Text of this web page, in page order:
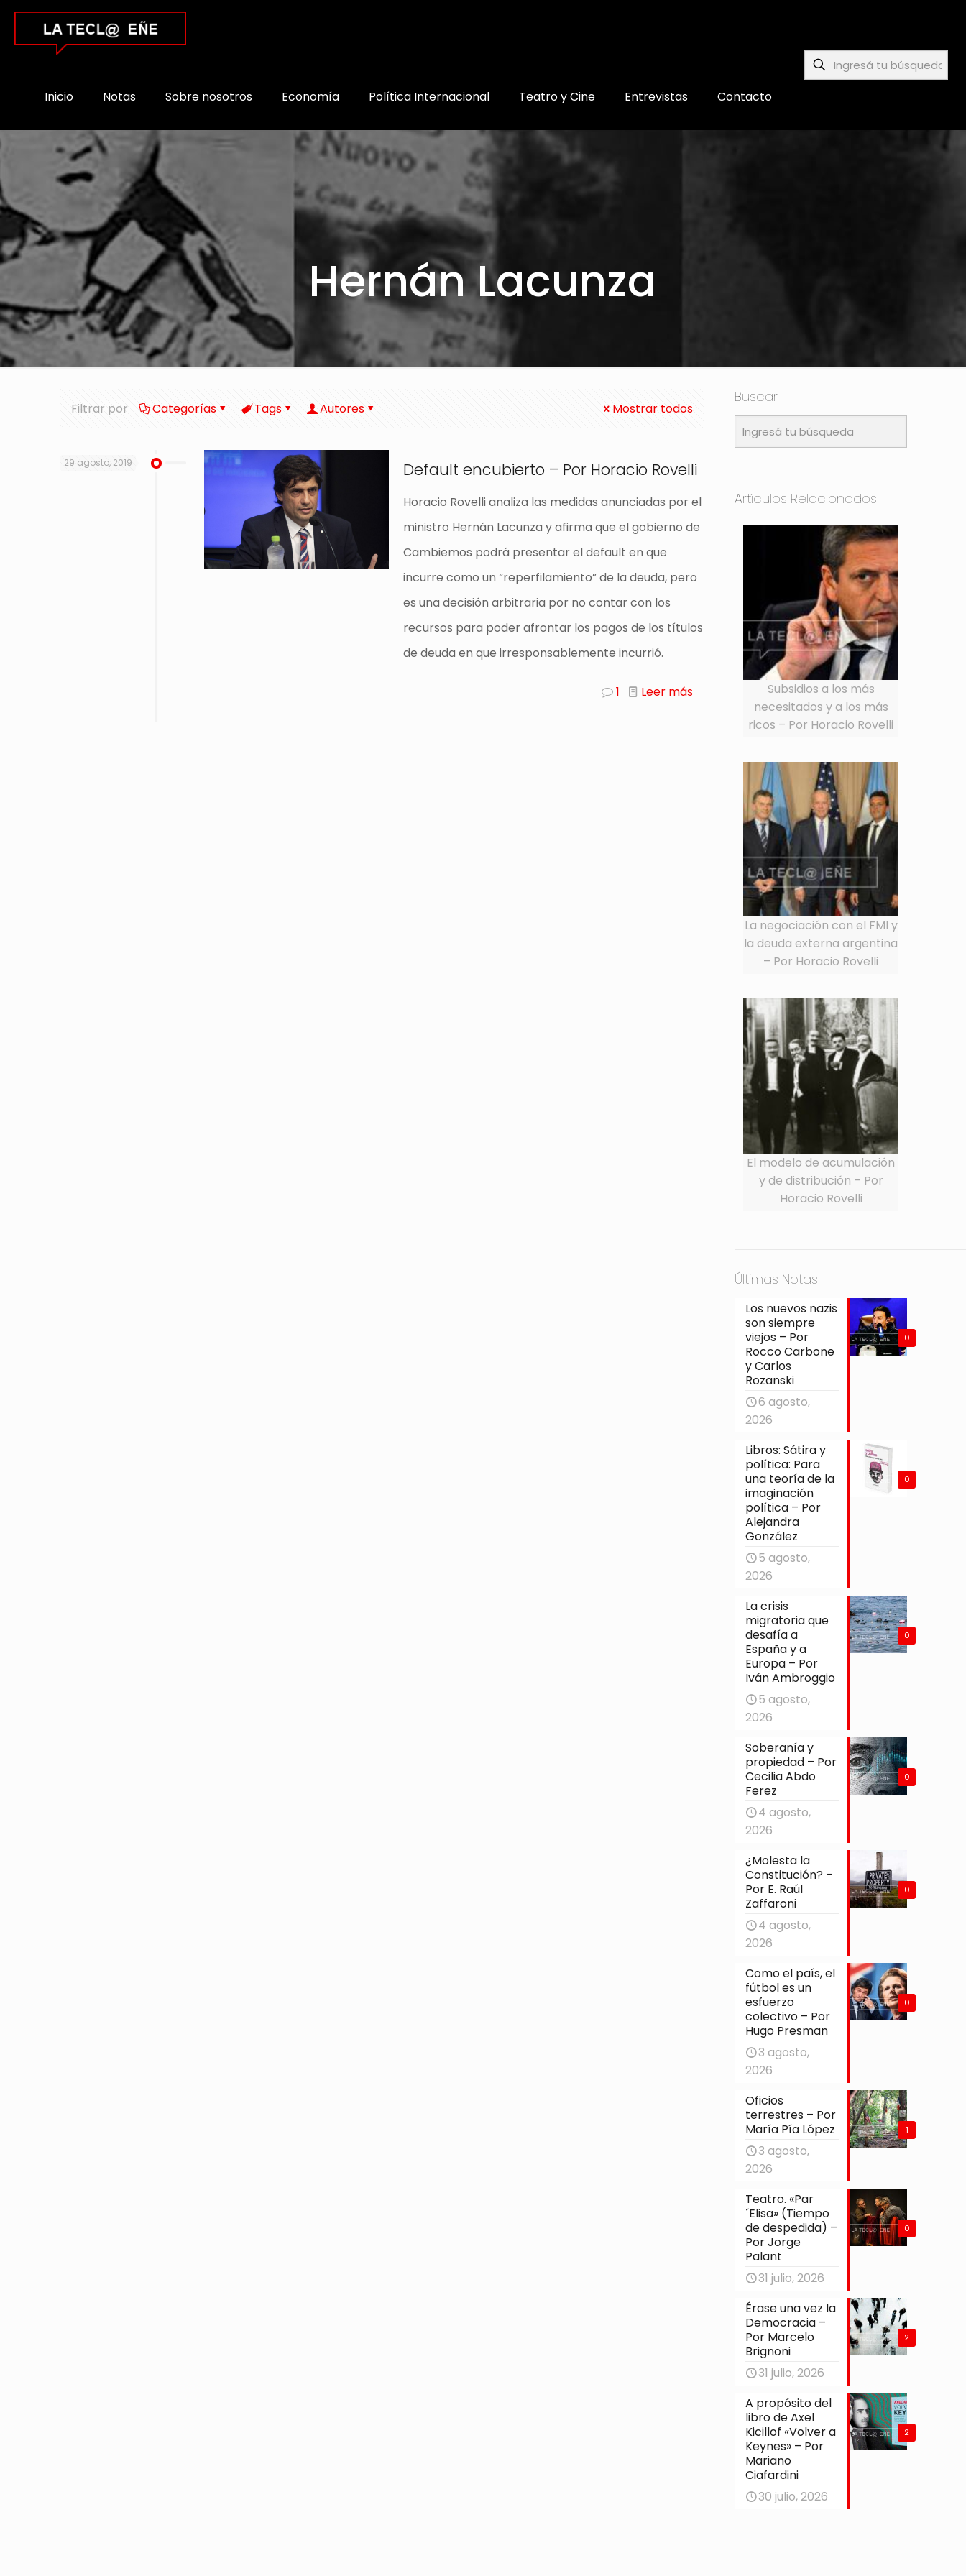
Inicio Notas Sobre nosotros Economía Política Internacional Teatro y Cine Entrevistas Contacto
Hernán Lacunza
Filtrar por Categorías Tags Autores Mostrar todos
29 agosto, 2019 Default encubierto – Por Horacio Rovelli
Horacio Rovelli analiza las medidas anunciadas por el
ministro Hernán Lacunza y afirma que el gobierno de
Cambiemos podrá presentar el default en que
incurre como un “reperfilamiento” de la deuda, pero
es una decisión arbitraria por no contar con los
recursos para poder afrontar los pagos de los títulos
de deuda en que irresponsablemente incurrió.
1 Leer más
Buscar
Artículos Relacionados
Subsidios a los más
necesitados y a los más
ricos – Por Horacio Rovelli
La negociación con el FMI y
la deuda externa argentina
– Por Horacio Rovelli
El modelo de acumulación
y de distribución – Por
Horacio Rovelli
Últimas Notas
0
Los nuevos nazis
son siempre
viejos – Por
Rocco Carbone
y Carlos
Rozanski
6 agosto,
2026
0
Libros: Sátira y
política: Para
una teoría de la
imaginación
política – Por
Alejandra
González
5 agosto,
2026
0
La crisis
migratoria que
desafía a
España y a
Europa – Por
Iván Ambroggio
5 agosto,
2026
0
Soberanía y
propiedad – Por
Cecilia Abdo
Ferez
4 agosto,
2026
0
¿Molesta la
Constitución? –
Por E. Raúl
Zaffaroni
4 agosto,
2026
0
Como el país, el
fútbol es un
esfuerzo
colectivo – Por
Hugo Presman
3 agosto,
2026
1
Oficios
terrestres – Por
María Pía López
3 agosto,
2026
0
Teatro. «Par
´Elisa» (Tiempo
de despedida) –
Por Jorge
Palant
31 julio, 2026
2
Érase una vez la
Democracia –
Por Marcelo
Brignoni
31 julio, 2026
2
A propósito del
libro de Axel
Kicillof «Volver a
Keynes» – Por
Mariano
Ciafardini
30 julio, 2026